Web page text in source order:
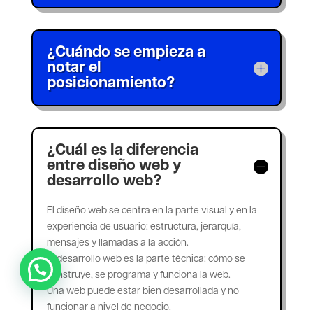
¿Cuándo se empieza a
notar el
posicionamiento?
¿Cuál es la diferencia
entre diseño web y
desarrollo web?
El diseño web se centra en la parte visual y en la
experiencia de usuario: estructura, jerarquía,
mensajes y llamadas a la acción.
El desarrollo web es la parte técnica: cómo se
construye, se programa y funciona la web.
Una web puede estar bien desarrollada y no
funcionar a nivel de negocio.